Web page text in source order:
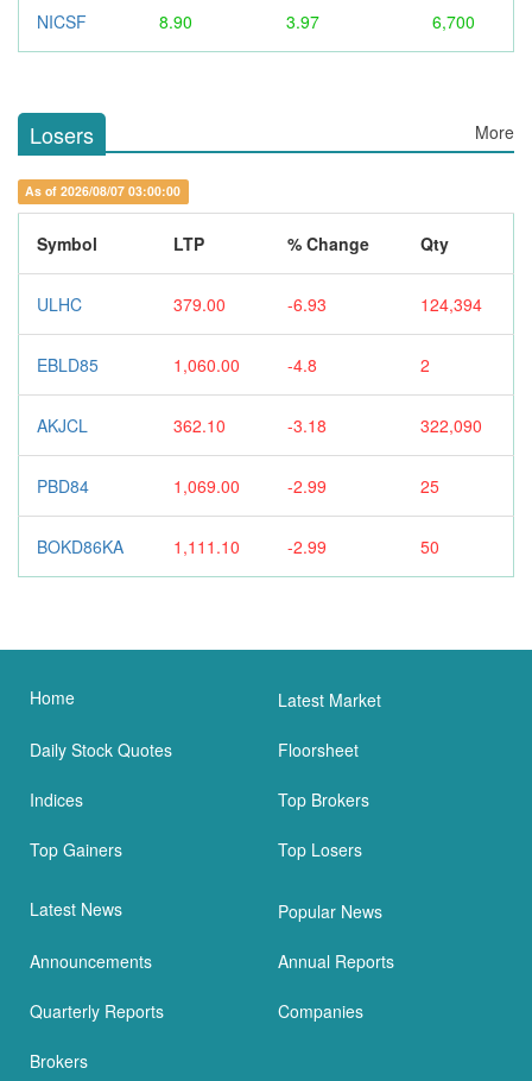
NICSF 8.90 3.97 6,700
Losers More
As of 2026/08/07 03:00:00
Symbol LTP % Change Qty
ULHC 379.00 -6.93 124,394
EBLD85 1,060.00 -4.8 2
AKJCL 362.10 -3.18 322,090
PBD84 1,069.00 -2.99 25
BOKD86KA 1,111.10 -2.99 50
Home Latest Market
Daily Stock Quotes Floorsheet
Indices Top Brokers
Top Gainers Top Losers
Latest News Popular News
Announcements Annual Reports
Quarterly Reports Companies
Brokers